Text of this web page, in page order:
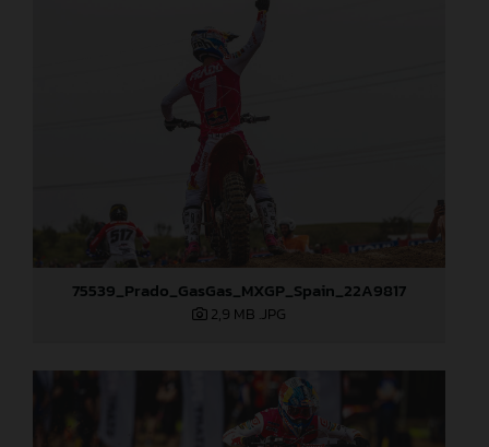
75539_Prado_GasGas_MXGP_Spain_22A9817
2,9 MB .JPG